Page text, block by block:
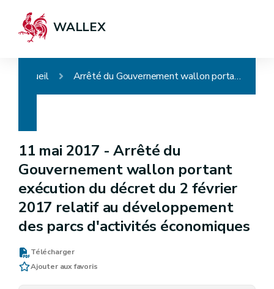
WALLEX
Accueil Arrêté du Gouvernement wallon portant exécution du décret du 2 février 2017 relatif au développement des parcs d'activités économiques
11 mai 2017 -Arrêté du
Gouvernement wallon portant
exécution du décret du 2 février
2017 relatif au développement
des parcs d'activités économiques
Télécharger
Ajouter aux favoris